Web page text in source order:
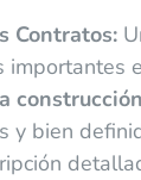
Contratos:
importantes
y bien